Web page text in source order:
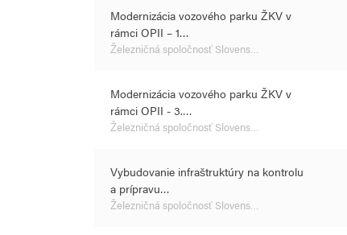
Modernizácia vozového parku ŽKV v
rámci OPII – 1…
Železničná spoločnosť Slovens…
Modernizácia vozového parku ŽKV v
rámci OPII - 3.…
Železničná spoločnosť Slovens…
Vybudovanie infraštruktúry na kontrolu
a prípravu…
Železničná spoločnosť Slovens…